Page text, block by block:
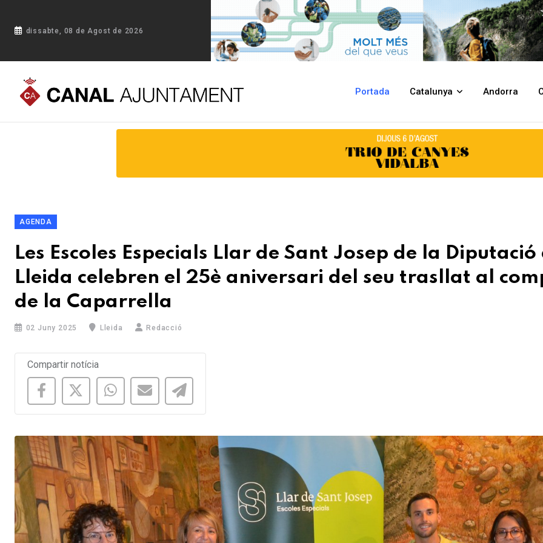
dissabte, 08 de Agost de 2026
Portada Catalunya Andorra
Portada Blog Les Escoles Especials Llar de Sant Josep de la Diputació de Lleida celebren el 25è aniversari del seu trasllat al
AGENDA
Les Escoles Especials Llar de Sant Josep de la Diputació
Lleida celebren el 25è aniversari del seu trasllat al
de la Caparrella
02 Juny 2025 Lleida Redacció
Compartir notícia